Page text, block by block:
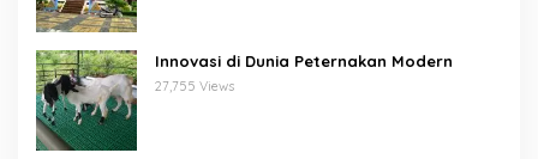
Innovasi di Dunia Peternakan Modern
27,755 Views